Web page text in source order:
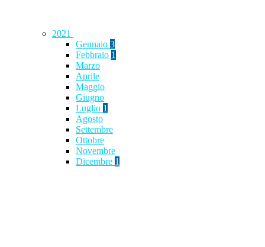
2021
Gennaio 3
Febbraio 1
Marzo
Aprile
Maggio
Giugno
Luglio 1
Agosto
Settembre
Ottobre
Novembre
Dicembre 1